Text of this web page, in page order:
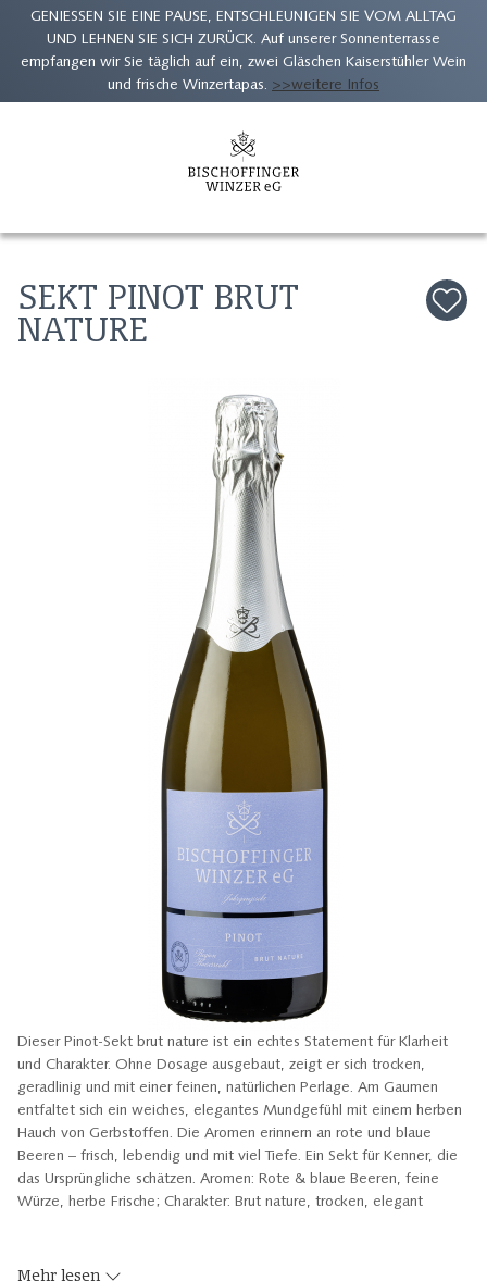
GENIESSEN SIE EINE PAUSE, ENTSCHLEUNIGEN SIE VOM ALLTAG
UND LEHNEN SIE SICH ZURÜCK. Auf unserer Sonnenterrasse
empfangen wir Sie täglich auf ein, zwei Gläschen Kaiserstühler Wein
und frische Winzertapas. >>weitere Infos
SEKT PINOT BRUT
NATURE
Dieser Pinot-Sekt brut nature ist ein echtes Statement für Klarheit
und Charakter. Ohne Dosage ausgebaut, zeigt er sich trocken,
geradlinig und mit einer feinen, natürlichen Perlage. Am Gaumen
entfaltet sich ein weiches, elegantes Mundgefühl mit einem herben
Hauch von Gerbstoffen. Die Aromen erinnern an rote und blaue
Beeren – frisch, lebendig und mit viel Tiefe. Ein Sekt für Kenner, die
das Ursprüngliche schätzen. Aromen: Rote & blaue Beeren, feine
Würze, herbe Frische; Charakter: Brut nature, trocken, elegant
Mehr lesen